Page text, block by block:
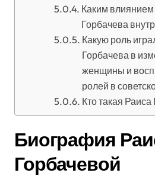
Каким
Горбачева
Какую роль
Горбачева в
женщины и
ролей в
Кто такая
Биография
Горбачевой